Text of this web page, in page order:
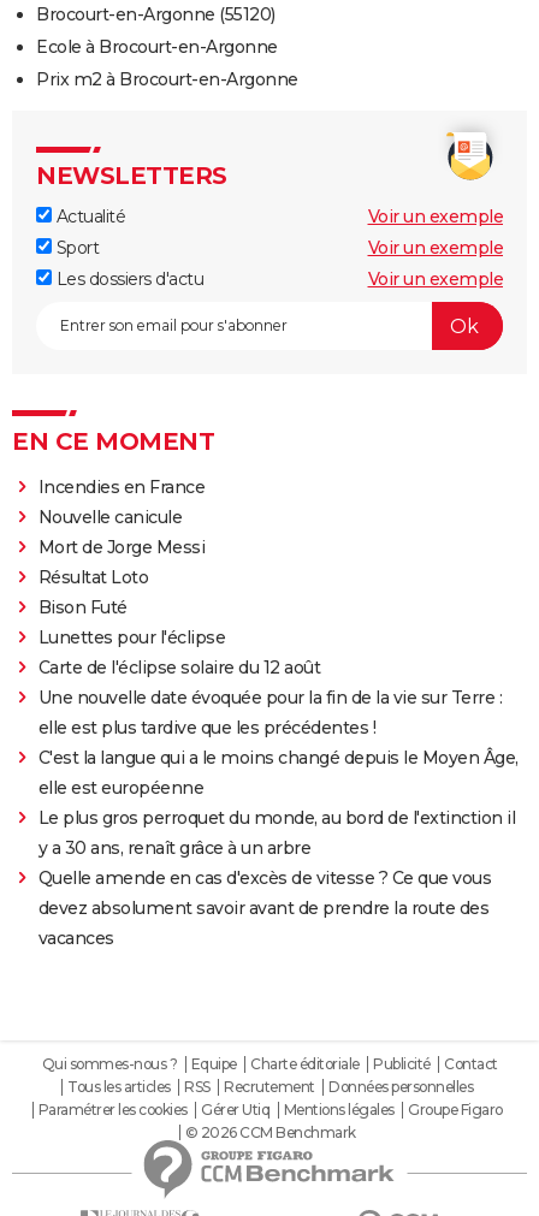
Brocourt-en-Argonne (55120)
Ecole à Brocourt-en-Argonne
Prix m2 à Brocourt-en-Argonne
NEWSLETTERS
Actualité
Voir un exemple
Sport
Voir un exemple
Les dossiers d'actu
Voir un exemple
EN CE MOMENT
Incendies en France
Nouvelle canicule
Mort de Jorge Messi
Résultat Loto
Bison Futé
Lunettes pour l'éclipse
Carte de l'éclipse solaire du 12 août
Une nouvelle date évoquée pour la fin de la vie sur Terre :
elle est plus tardive que les précédentes !
C'est la langue qui a le moins changé depuis le Moyen Âge,
elle est européenne
Le plus gros perroquet du monde, au bord de l'extinction il
y a 30 ans, renaît grâce à un arbre
Quelle amende en cas d'excès de vitesse ? Ce que vous
devez absolument savoir avant de prendre la route des
vacances
Qui sommes-nous ? Equipe Charte éditoriale Publicité
Contact
Tous les articles
RSS Recrutement
Données personnelles
Paramétrer les cookies
Gérer Utiq Mentions légales
Groupe Figaro
© 2026 CCM Benchmark